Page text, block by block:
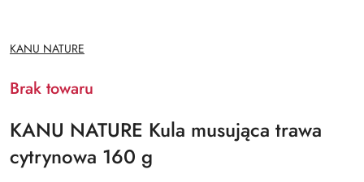
NAZWA
PRODUCENTA:
KANU NATURE
Brak towaru
KANU NATURE Kula musująca trawa
cytrynowa 160 g